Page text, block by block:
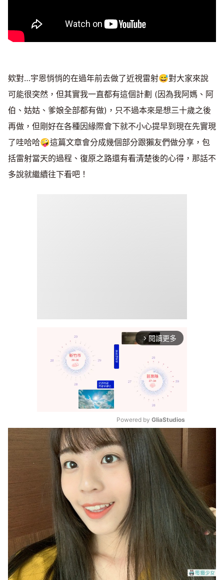
欸對…宇恩悄悄的在過年前去做了近視雷射😅對大家來說
可能很突然，但其實我一直都有這個計劃 (因為我阿媽、阿
伯、姑姑、爹娘全部都有做)，只不過本來是想三十歲之後
再做，但剛好在各種因緣際會下就不小心提早到現在先實現
了哇哈哈🤪這篇文章會分成幾個部分跟獺友們做分享，包
括雷射當天的過程、復原之路還有看清楚後的心得，那話不
多說就繼續往下看吧！
arrow_forward_ios 閱讀更多
Mute
Powered by GliaStudios